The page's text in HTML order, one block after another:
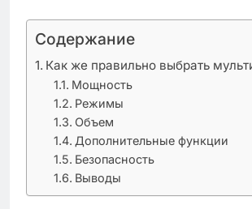
Содержание
Как же правильно выбрать
Мощность
Режимы
Объем
Дополнительные функции
Безопасность
Выводы